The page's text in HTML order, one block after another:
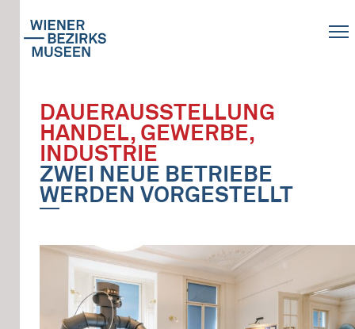
DAUERAUSSTELLUNG
HANDEL, GEWERBE,
INDUSTRIE
ZWEI NEUE BETRIEBE
WERDEN VORGESTELLT